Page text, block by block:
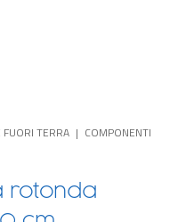
FUORI TERRA
COMPONENTI
rotonda